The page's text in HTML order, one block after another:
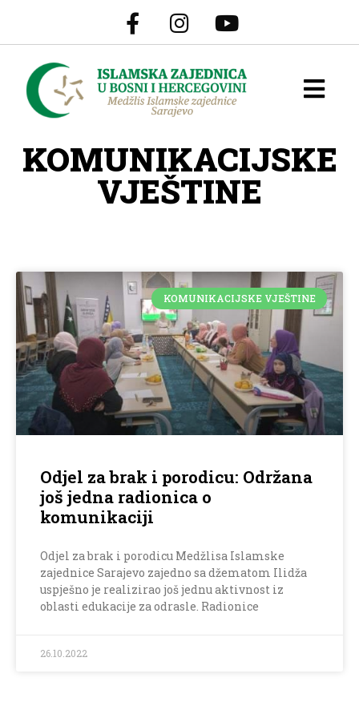
KOMUNIKACIJSKE
VJEŠTINE
KOMUNIKACIJSKE VJEŠTINE
Odjel za brak i porodicu: Održana
još jedna radionica o
komunikaciji
Odjel za brak i porodicu Medžlisa Islamske
zajednice Sarajevo zajedno sa džematom Ilidža
uspješno je realizirao još jednu aktivnost iz
oblasti edukacije za odrasle. Radionice
26.10.2022